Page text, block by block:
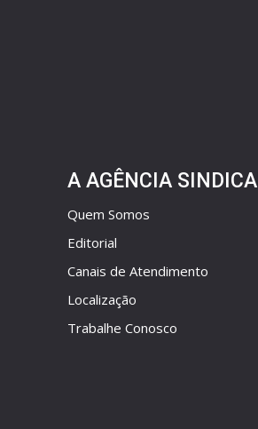
A AGÊNCIA
Quem Somos
Editorial
Canais de Atendimento
Localização
Trabalhe Conosco